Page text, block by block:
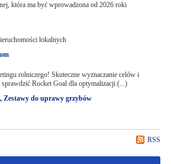
która ma być wprowadzona od 2026 roki
lokalnych
rolniczego! Skuteczne wyznaczanie celów i
Rocket Goal dla optymalizacji (...)
do uprawy grzybów
RSS